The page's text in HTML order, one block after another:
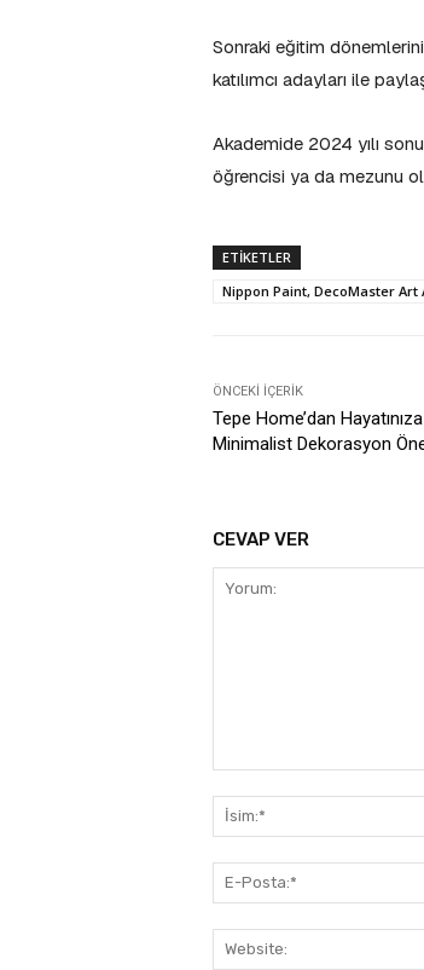
Sonraki eğitim
katılımcı adayları ile
Akademide 2024 yılı
öğrencisi ya da mezunu
ETIKETLER
Nippon Paint, DecoMaster Art
ÖNCEKI İÇERIK
Tepe Home’dan
Minimalist Dekorasyon
CEVAP VER